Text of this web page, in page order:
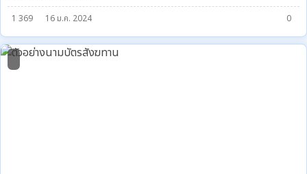
1 369 16 ม.ค. 2024 0
1